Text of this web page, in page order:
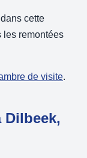
cette
les remontées
de visite.
Dilbeek,